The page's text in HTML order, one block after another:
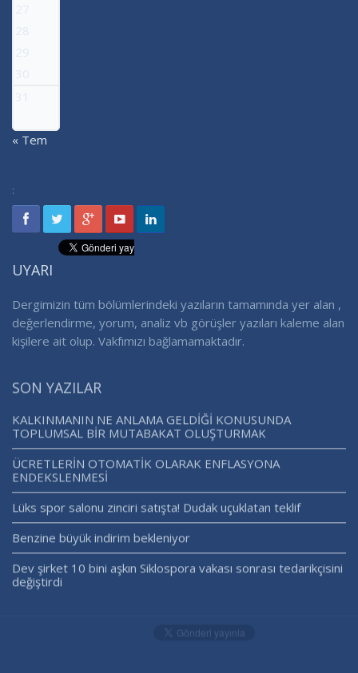
27
28
29
30
31
« Tem
:
UYARI
Dergimizin tüm bölümlerindeki yazıların tamamında yer alan ,
değerlendirme, yorum, analiz vb görüşler yazıları kaleme alan
kişilere ait olup. Vakfımızı bağlamamaktadır.
SON YAZILAR
KALKINMANIN NE ANLAMA GELDİĞİ KONUSUNDA
TOPLUMSAL BİR MUTABAKAT OLUŞTURMAK
ÜCRETLERİN OTOMATİK OLARAK ENFLASYONA
ENDEKSLENMESİ
Lüks spor salonu zinciri satışta! Dudak uçuklatan teklif
Benzine büyük indirim bekleniyor
Dev şirket 10 bini aşkın Siklospora vakası sonrası tedarikçisini
değiştirdi